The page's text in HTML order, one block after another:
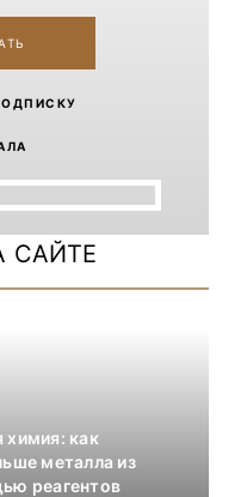
САЙТЕ
химия: как
металла из
реагентов